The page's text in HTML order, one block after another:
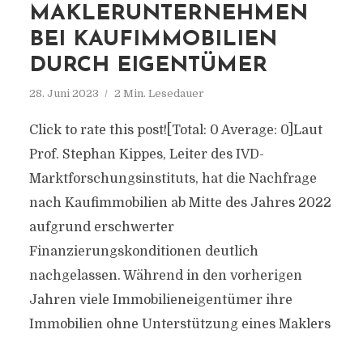
MAKLERUNTERNEHMEN
BEI KAUFIMMOBILIEN
DURCH EIGENTÜMER
28. Juni 2023 2 Min. Lesedauer
Click to rate this post![Total: 0 Average: 0]Laut
Prof. Stephan Kippes, Leiter des IVD-
Marktforschungsinstituts, hat die Nachfrage
nach Kaufimmobilien ab Mitte des Jahres 2022
aufgrund erschwerter
Finanzierungskonditionen deutlich
nachgelassen. Während in den vorherigen
Jahren viele Immobilieneigentümer ihre
Immobilien ohne Unterstützung eines Maklers